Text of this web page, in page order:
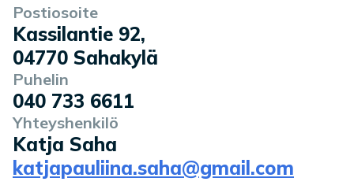
Yrityksen tiedot
Postiosoite
Kassilantie 92,
04770 Sahakylä
Puhelin
040 733 6611
Yhteyshenkilö
Katja Saha
katjapauliina.saha@gmail.com
Palvelukuvaus